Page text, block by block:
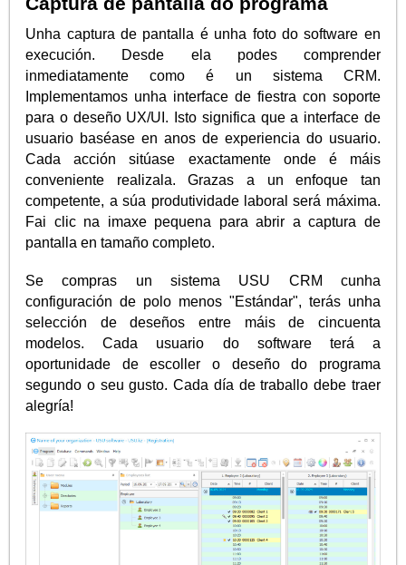
Unha captura de pantalla é unha foto do software en
execución. Desde ela podes comprender
inmediatamente como é un sistema CRM.
Implementamos unha interface de fiestra con soporte
para o deseño UX/UI. Isto significa que a interface de
usuario baséase en anos de experiencia do usuario.
Cada acción sitúase exactamente onde é máis
conveniente realizala. Grazas a un enfoque tan
competente, a súa produtividade laboral será máxima.
Fai clic na imaxe pequena para abrir a captura de
pantalla en tamaño completo.
Se compras un sistema USU CRM cunha
configuración de polo menos "Estándar", terás unha
selección de deseños entre máis de cincuenta
modelos. Cada usuario do software terá a
oportunidade de escoller o deseño do programa
segundo o seu gusto. Cada día de traballo debe traer
alegría!